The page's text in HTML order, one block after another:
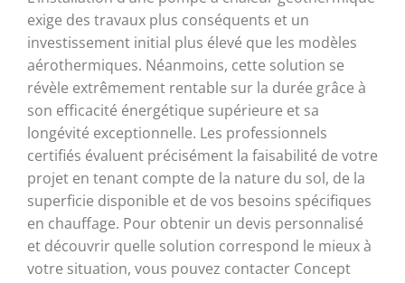
exige des travaux plus conséquents et un
investissement initial plus élevé que les modèles
aérothermiques. Néanmoins, cette solution se
révèle extrêmement rentable sur la durée grâce à
son efficacité énergétique supérieure et sa
longévité exceptionnelle. Les professionnels
certifiés évaluent précisément la faisabilité de votre
projet en tenant compte de la nature du sol, de la
superficie disponible et de vos besoins spécifiques
en chauffage. Pour obtenir un devis personnalisé
et découvrir quelle solution correspond le mieux à
votre situation, vous pouvez contacter Concept